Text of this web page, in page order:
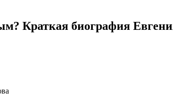
Краткая биография